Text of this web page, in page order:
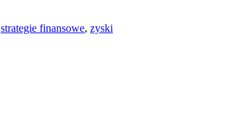
strategie finansowe, zyski